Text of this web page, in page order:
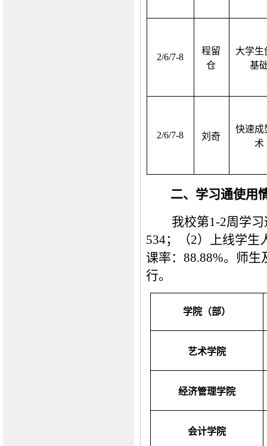
2/6/7-8
程留
仓
大学生
基
2/6/7-8 刘奇
快速成
术
二、学习通使用
我校第1-2周学
534；（2）上线学生
课率：88.88%。师生
行。
学院（部）
艺术学院
经济管理学院
会计学院